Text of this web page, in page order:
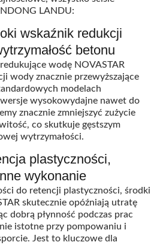
LANDU:
wskaźnik redukcji
betonu
wodę NOVASTAR
wody znacznie przewyższające
modelach
wysokowydajne nawet do
znacznie zmniejszyć zużycie
co skutkuje gęstszym
wytrzymałości.
plastyczności,
wykonanie
do retencji plastyczności, środki
skutecznie opóźniają utratę
dobrą płynność podczas prac
istotne przy pompowaniu i
Jest to kluczowe dla